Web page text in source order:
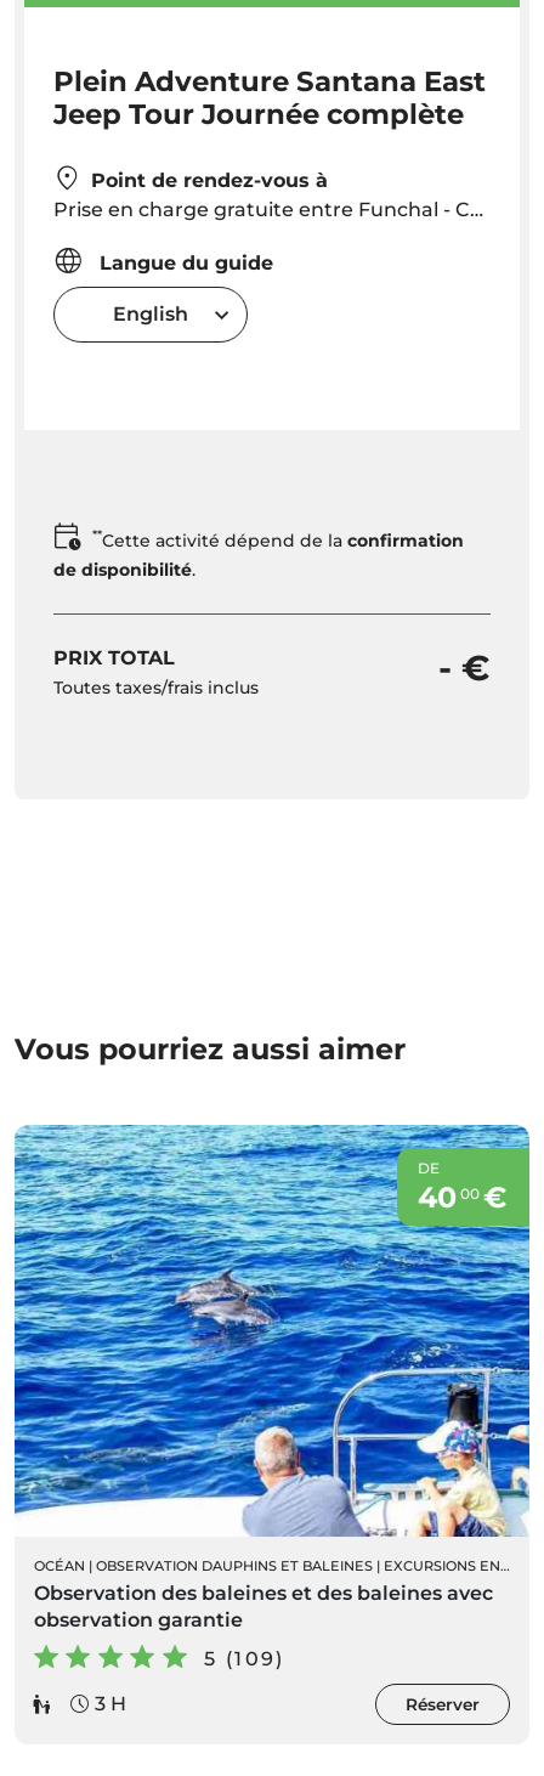
Plein Adventure Santana East
Jeep Tour Journée complète
Point de rendez-vous à
Prise en charge gratuite entre Funchal - Caniço. Prise en charge à 08h45 dans la région de Funchal. L'heure de prise en charge des autres localités doit être convenue. En dehors de ces zones des frais supplémentaires pour la collecte.
Langue du guide
English
**Cette activité dépend de la confirmation
de disponibilité.
PRIX TOTAL
Toutes taxes/frais inclus - €
Vous pourriez aussi aimer
DE
40 00€
OCÉAN | OBSERVATION DAUPHINS ET BALEINES | EXCURSIONS EN BATEAU
Observation des baleines et des baleines avec
observation garantie
5 (109)
3 H
Réserver